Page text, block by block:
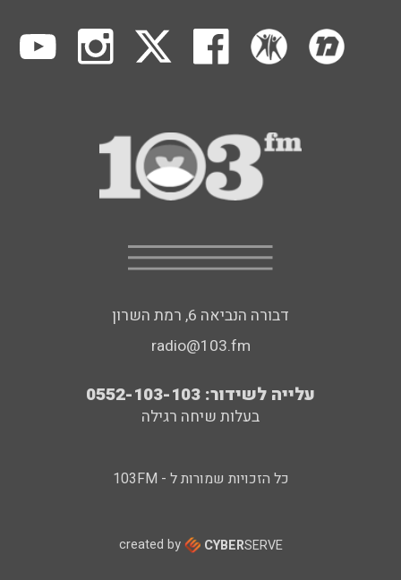
דבורה הנביאה 6, רמת השרון
radio@103.fm
עלייה לשידור: 0552-103-103
בעלות שיחה רגילה
כל הזכויות שמורות ל - 103FM
created by CYBERSERVE